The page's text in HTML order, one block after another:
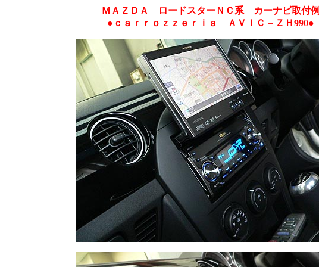
ＭＡＺＤＡ ロードスターＮＣ系 カーナビ取付例
●ｃａｒｒｏｚｚｅｒｉａ ＡＶＩＣ－ＺＨ990●